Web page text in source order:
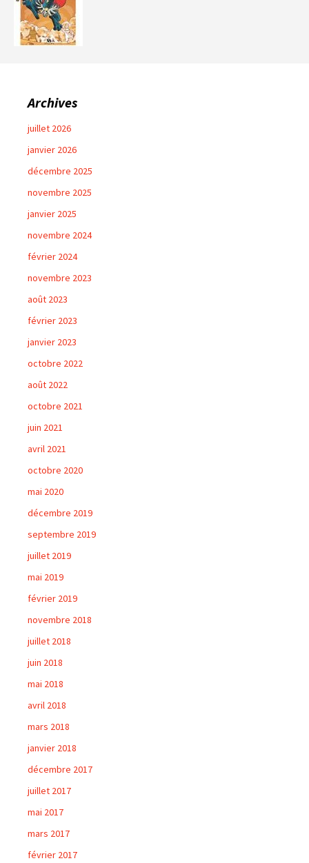
Archives
juillet 2026
janvier 2026
décembre 2025
novembre 2025
janvier 2025
novembre 2024
février 2024
novembre 2023
août 2023
février 2023
janvier 2023
octobre 2022
août 2022
octobre 2021
juin 2021
avril 2021
octobre 2020
mai 2020
décembre 2019
septembre 2019
juillet 2019
mai 2019
février 2019
novembre 2018
juillet 2018
juin 2018
mai 2018
avril 2018
mars 2018
janvier 2018
décembre 2017
juillet 2017
mai 2017
mars 2017
février 2017